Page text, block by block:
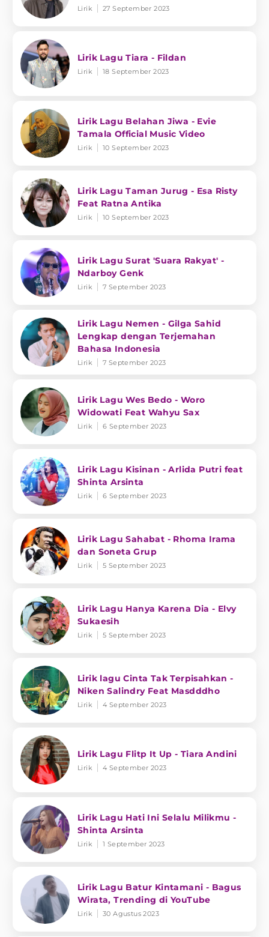
Lirik 27 September 2023
Lirik Lagu Tiara - Fildan
Lirik 18 September 2023
Lirik Lagu Belahan Jiwa - Evie
Tamala Official Music Video
Lirik 10 September 2023
Lirik Lagu Taman Jurug - Esa Risty
Feat Ratna Antika
Lirik 10 September 2023
Lirik Lagu Surat 'Suara Rakyat' -
Ndarboy Genk
Lirik 7 September 2023
Lirik Lagu Nemen - Gilga Sahid
Lengkap dengan Terjemahan
Bahasa Indonesia
Lirik 7 September 2023
Lirik Lagu Wes Bedo - Woro
Widowati Feat Wahyu Sax
Lirik 6 September 2023
Lirik Lagu Kisinan - Arlida Putri feat
Shinta Arsinta
Lirik 6 September 2023
Lirik Lagu Sahabat - Rhoma Irama
dan Soneta Grup
Lirik 5 September 2023
Lirik Lagu Hanya Karena Dia - Elvy
Sukaesih
Lirik 5 September 2023
Lirik lagu Cinta Tak Terpisahkan -
Niken Salindry Feat Masdddho
Lirik 4 September 2023
Lirik Lagu Flitp It Up - Tiara Andini
Lirik 4 September 2023
Lirik Lagu Hati Ini Selalu Milikmu -
Shinta Arsinta
Lirik 1 September 2023
Lirik Lagu Batur Kintamani - Bagus
Wirata, Trending di YouTube
Lirik 30 Agustus 2023